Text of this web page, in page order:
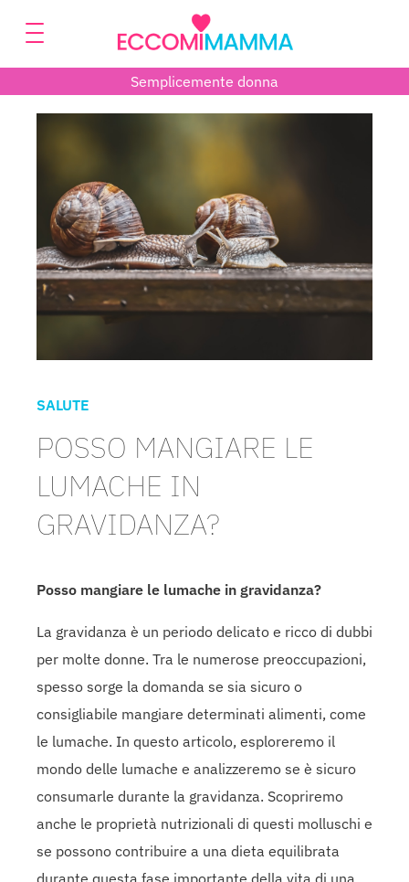
Semplicemente donna
SALUTE
POSSO MANGIARE LE
LUMACHE IN
GRAVIDANZA?
Posso mangiare le lumache in gravidanza?
La gravidanza è un periodo delicato e ricco di dubbi
per molte donne. Tra le numerose preoccupazioni,
spesso sorge la domanda se sia sicuro o
consigliabile mangiare determinati alimenti, come
le lumache. In questo articolo, esploreremo il
mondo delle lumache e analizzeremo se è sicuro
consumarle durante la gravidanza. Scopriremo
anche le proprietà nutrizionali di questi molluschi e
se possono contribuire a una dieta equilibrata
durante questa fase importante della vita di una